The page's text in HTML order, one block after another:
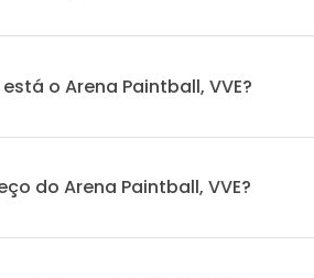
o Arena Paintball, VVE?
do Arena Paintball, VVE?